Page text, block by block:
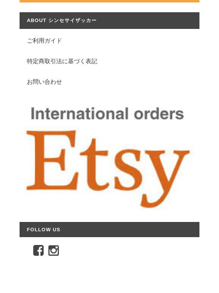
ABOUT シンセサイザッカー
ご利用ガイド
特定商取引法に基づく表記
お問い合わせ
FOLLOW US